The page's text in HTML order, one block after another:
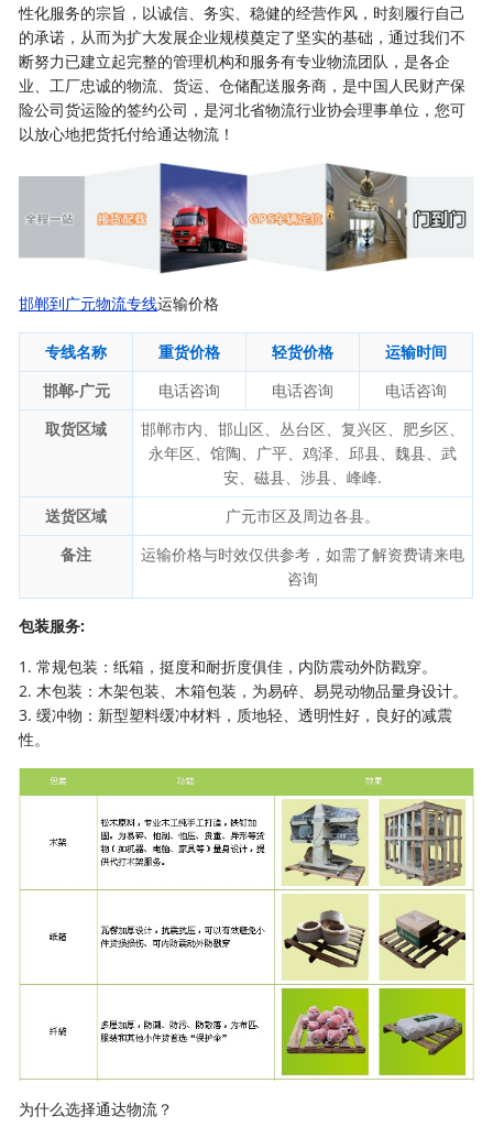
性化服务的宗旨，以诚信、务实、稳健的经营作风，时刻履行自己
的承诺，从而为扩大发展企业规模奠定了坚实的基础，通过我们不
断努力已建立起完整的管理机构和服务有专业物流团队，是各企
业、工厂忠诚的物流、货运、仓储配送服务商，是中国人民财产保
险公司货运险的签约公司，是河北省物流行业协会理事单位，您可
以放心地把货托付给通达物流！
邯郸到广元物流专线运输价格
专线名称 重货价格 轻货价格
运输时间
邯郸-广元
电话咨询 电话咨询
电话咨询
取货区域
邯郸市内、邯山区、丛台区、复兴区、肥乡区、
永年区、馆陶、广平、鸡泽、邱县、魏县、武
安、磁县、涉县、峰峰.
送货区域
广元市区及周边各县。
备注
运输价格与时效仅供参考，如需了解资费请来电
咨询
包装服务:
1. 常规包装：纸箱，挺度和耐折度俱佳，内防震动外防戳穿。
2. 木包装：木架包装、木箱包装，为易碎、易晃动物品量身设计。
3. 缓冲物：新型塑料缓冲材料，质地轻、透明性好，良好的减震
性。
为什么选择通达物流？